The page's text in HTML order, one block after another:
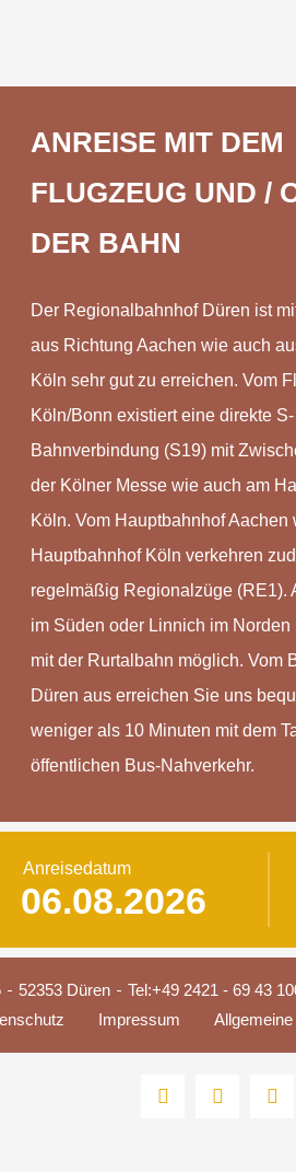
ANREISE MIT DEM
FLUGZEUG UND /
DER BAHN
Der Regionalbahnhof Düren ist
aus Richtung Aachen wie auch
Köln sehr gut zu erreichen. Vom
Köln/Bonn existiert eine direkte S-
Bahnverbindung (S19) mit
der Kölner Messe wie auch am
Köln. Vom Hauptbahnhof Aachen
Hauptbahnhof Köln verkehren
regelmäßig Regionalzüge (RE1).
im Süden oder Linnich im Norden
mit der Rurtalbahn möglich. Vom
Düren aus erreichen Sie uns
weniger als 10 Minuten mit dem
öffentlichen Bus-Nahverkehr.
Anreisedatum
52353 Düren Tel:+49 2421 - 69 43
Impressum